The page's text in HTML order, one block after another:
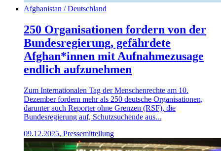
Afghanistan / Deutschland
250 Organisationen fordern von der
Bundesregierung, gefährdete
Afghan*innen mit Aufnahmezusage
endlich aufzunehmen
Zum Internationalen Tag der Menschenrechte am 10.
Dezember fordern mehr als 250 deutsche Organisationen,
darunter auch Reporter ohne Grenzen (RSF), die
Bundesregierung auf, Schutzsuchende aus...
09.12.2025, Pressemitteilung